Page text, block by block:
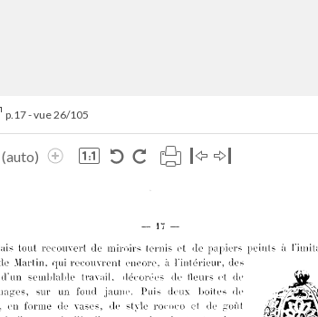
p.17 - vue 26/105
(auto)